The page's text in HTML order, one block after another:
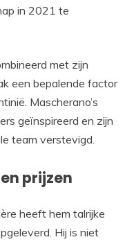
in 2021 te
met zijn
een bepalende factor
Mascherano’s
geïnspireerd en zijn
team verstevigd.
prijzen
heeft hem talrijke
Hij is niet